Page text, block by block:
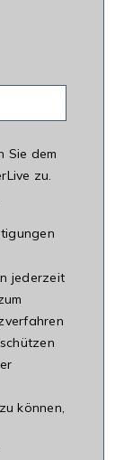
Sie dem
zu.
jederzeit
können,